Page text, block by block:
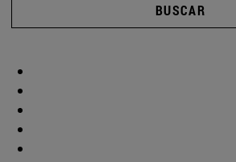
BUSCAR